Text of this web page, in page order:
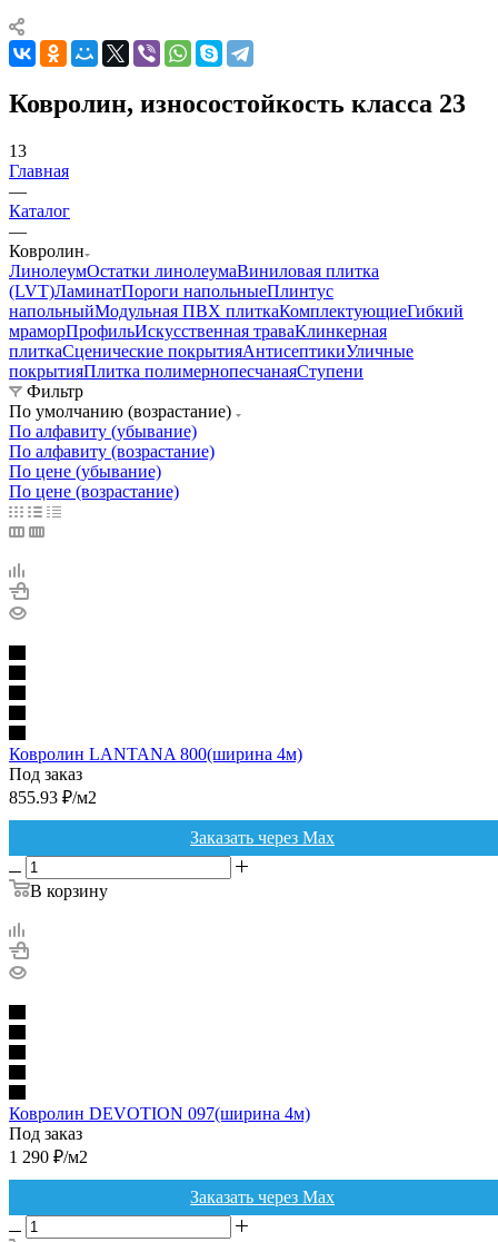
Ковролин, износостойкость класса 23
13
Главная
—
Каталог
—
Ковролин
ЛинолеумОстатки линолеумаВиниловая плитка
(LVT)ЛаминатПороги напольныеПлинтус
напольныйМодульная ПВХ плиткаКомплектующиеГибкий
мраморПрофильИскусственная траваКлинкерная
плиткаСценические покрытияАнтисептикиУличные
покрытияПлитка полимернопесчанаяСтупени
Фильтр
По умолчанию (возрастание)
По алфавиту (убывание)
По алфавиту (возрастание)
По цене (убывание)
По цене (возрастание)
Ковролин LANTANA 800(ширина 4м)
Под заказ
855.93 ₽/м2
Заказать через Max
В корзину
Ковролин DEVOTION 097(ширина 4м)
Под заказ
1 290 ₽/м2
Заказать через Max